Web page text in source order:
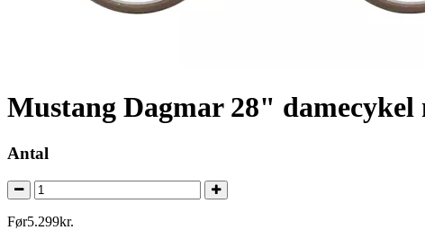
Mustang Dagmar 28" damecykel
Antal
Før5.299kr.